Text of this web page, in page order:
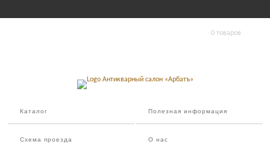
0 товаров
Каталог Полезная информация
Схема проезда О нас